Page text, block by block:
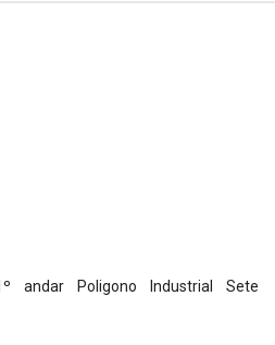
andar Poligono Industrial Sete